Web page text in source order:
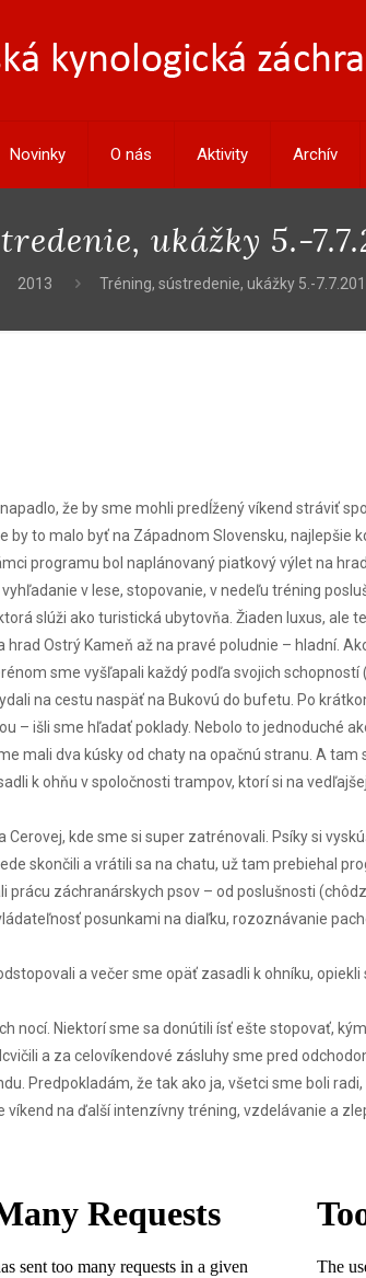
Novinky O nás Aktivity Archív
ukážky 5.-
2013 Tréning, sústredenie, ukážky 5.-
že by sme mohli predĺžený víkend stráviť
by to malo byť na Západnom Slovensku, najlepšie
programu bol naplánovaný piatkový výlet na
v lese, stopovanie, v nedeľu tréning
slúži ako turistická ubytovňa. Žiaden luxus, ale
Ostrý Kameň až na pravé poludnie – hladní.
sme vyšľapali každý podľa svojich
na cestu naspäť na Bukovú do bufetu. Po
– išli sme hľadať poklady. Nebolo to jednoduché
mali dva kúsky od chaty na opačnú stranu. A
k ohňu v spoločnosti trampov, ktorí si na
kde sme si super zatrénovali. Psíky si
skončili a vrátili sa na chatu, už tam prebiehal
záchranárskych psov – od poslušnosti
posunkami na diaľku, rozoznávanie
a večer sme opäť zasadli k ohníku,
nocí. Niektorí sme sa donútili ísť ešte stopovať,
a za celovíkendové zásluhy sme pred
Predpokladám, že tak ako ja, všetci sme boli
na ďalší intenzívny tréning, vzdelávanie a